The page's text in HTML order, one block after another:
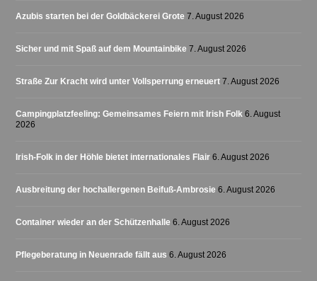
Azubis starten bei der Goldbäckerei Grote 7. August 2026
Sicher und mit Spaß auf dem Mountainbike 7. August 2026
Straße Zur Kracht wird unter Vollsperrung erneuert 7. August 2026
Campingplatzfeeling: Gemeinsames Feiern mit Irish Folk 6. August
2026
Irish-Folk in der Höhle bietet internationales Flair 6. August 2026
Ausbreitung der hochallergenen Beifuß-Ambrosie 6. August 2026
Container wieder an der Schützenhalle 6. August 2026
Pflegeberatung in Neuenrade fällt aus 6. August 2026